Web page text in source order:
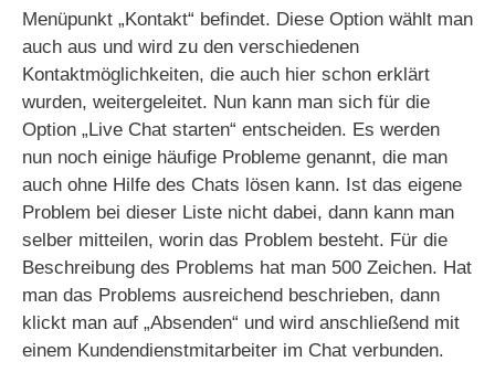
Menüpunkt „Kontakt“ befindet. Diese Option wählt man
auch aus und wird zu den verschiedenen
Kontaktmöglichkeiten, die auch hier schon erklärt
wurden, weitergeleitet. Nun kann man sich für die
Option „Live Chat starten“ entscheiden. Es werden
nun noch einige häufige Probleme genannt, die man
auch ohne Hilfe des Chats lösen kann. Ist das eigene
Problem bei dieser Liste nicht dabei, dann kann man
selber mitteilen, worin das Problem besteht. Für die
Beschreibung des Problems hat man 500 Zeichen. Hat
man das Problems ausreichend beschrieben, dann
klickt man auf „Absenden“ und wird anschließend mit
einem Kundendienstmitarbeiter im Chat verbunden.